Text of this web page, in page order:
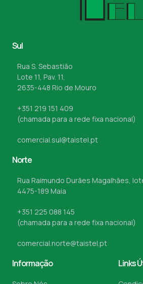
Sul
Rua S. Sebastião
Lote 11, Pav. 11,
2635-448 Rio de Mouro
+351 219 151 409
(chamada para a rede fixa nacional)
comercial.sul@taistel.pt
Norte
Rua Raimundo Durães Magalhães,
4475-189 Maia
+351 225 088 145
(chamada para a rede fixa nacional)
comercial.norte@taistel.pt
Informação Links